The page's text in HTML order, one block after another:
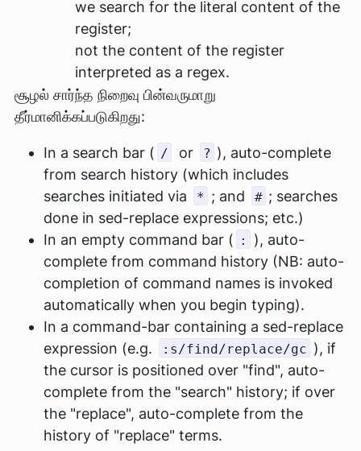
we search for the literal content of the
register;
not the content of the register
interpreted as a regex.
சூழல் சார்ந்த நிறைவு பின்வருமாறு
தீர்மானிக்கப்படுகிறது:
In a search bar ( / or ? ), auto-complete
from search history (which includes
searches initiated via
* ; and # ; searches
done in sed-replace expressions; etc.)
In an empty command bar ( :
), auto-
complete from command history (NB: auto-
completion of command names is invoked
automatically when you begin typing).
In a command-bar containing a sed-replace
expression (e.g.
:s/find/replace/gc ), if
the cursor is positioned over "find", auto-
complete from the "search" history; if over
the "replace", auto-complete from the
history of "replace" terms.